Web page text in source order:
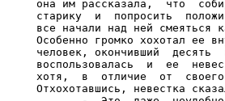
она им рассказала,  что
старику  и  попросить
все начали над ней смеяться
Особенно громко хохотал ее
человек, окончивший
воспользовалась  и  ее
хотя,  в  отличие  от
Отхохотавшись, невестка